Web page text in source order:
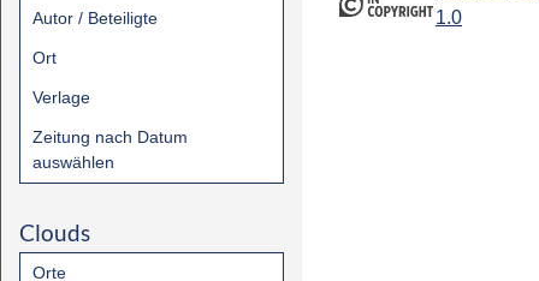
Autor / Beteiligte
Ort
Verlage
Zeitung nach Datum
auswählen
Clouds
Orte
1.0